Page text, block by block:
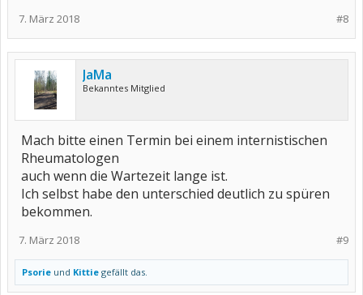
#8
7. März 2018
JaMa
Bekanntes Mitglied
Mach bitte einen Termin bei einem internistischen
Rheumatologen
auch wenn die Wartezeit lange ist.
Ich selbst habe den unterschied deutlich zu spüren
bekommen.
#9
7. März 2018
Psorie und Kittie gefällt das.